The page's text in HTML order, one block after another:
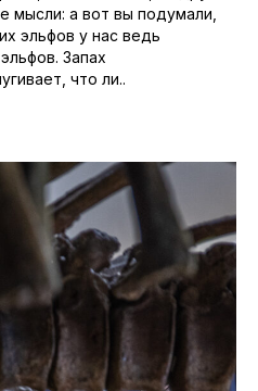
мысли: а вот вы подумали,
эльфов у нас ведь
Запах
что ли..